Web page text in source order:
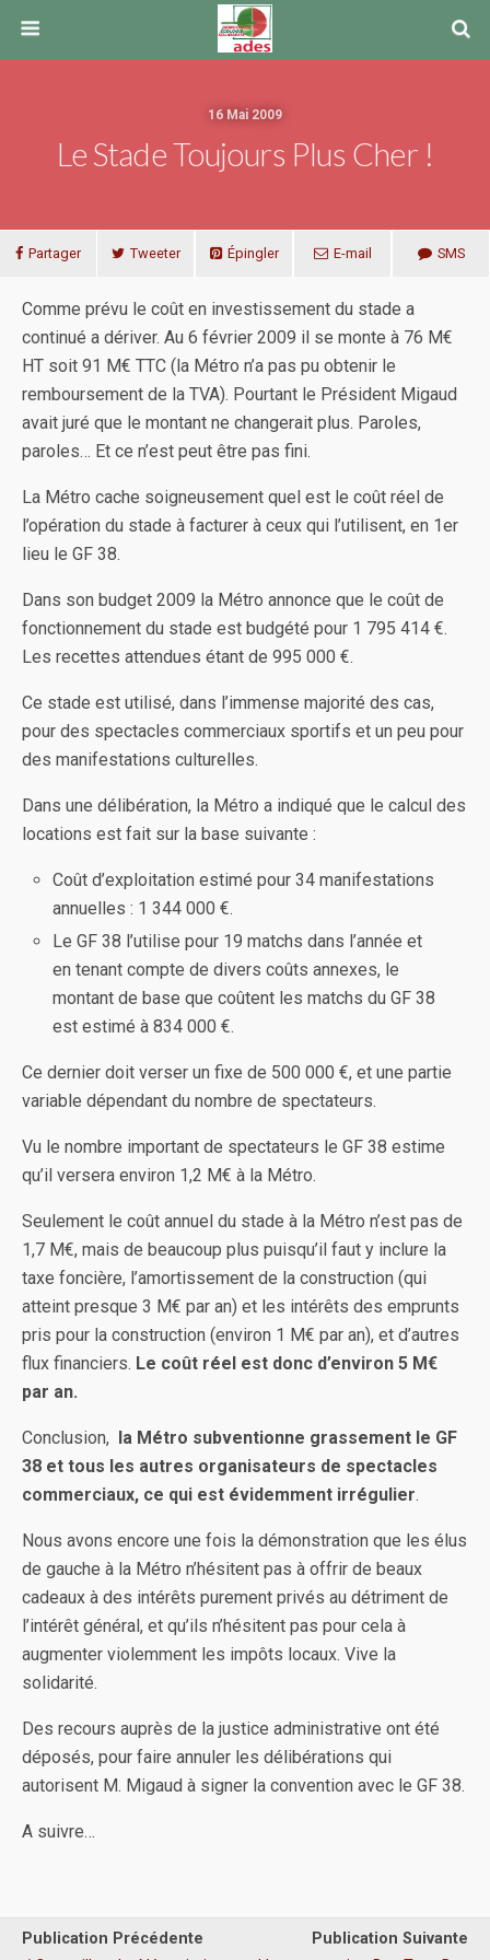
16 Mai 2009
Le Stade Toujours Plus Cher !
Partager Tweeter Épingler E-mail SMS
Comme prévu le coût en investissement du stade a
continué a dériver. Au 6 février 2009 il se monte à 76 M€
HT soit 91 M€ TTC (la Métro n’a pas pu obtenir le
remboursement de la TVA). Pourtant le Président Migaud
avait juré que le montant ne changerait plus. Paroles,
paroles… Et ce n’est peut être pas fini.
La Métro cache soigneusement quel est le coût réel de
l’opération du stade à facturer à ceux qui l’utilisent, en 1er
lieu le GF 38.
Dans son budget 2009 la Métro annonce que le coût de
fonctionnement du stade est budgété pour 1 795 414 €.
Les recettes attendues étant de 995 000 €.
Ce stade est utilisé, dans l’immense majorité des cas,
pour des spectacles commerciaux sportifs et un peu pour
des manifestations culturelles.
Dans une délibération, la Métro a indiqué que le calcul des
locations est fait sur la base suivante :
Coût d’exploitation estimé pour 34 manifestations
annuelles : 1 344 000 €.
Le GF 38 l’utilise pour 19 matchs dans l’année et
en tenant compte de divers coûts annexes, le
montant de base que coûtent les matchs du GF 38
est estimé à 834 000 €.
Ce dernier doit verser un fixe de 500 000 €, et une partie
variable dépendant du nombre de spectateurs.
Vu le nombre important de spectateurs le GF 38 estime
qu’il versera environ 1,2 M€ à la Métro.
Seulement le coût annuel du stade à la Métro n’est pas de
1,7 M€, mais de beaucoup plus puisqu’il faut y inclure la
taxe foncière, l’amortissement de la construction (qui
atteint presque 3 M€ par an) et les intérêts des emprunts
pris pour la construction (environ 1 M€ par an), et d’autres
flux financiers. Le coût réel est donc d’environ 5 M€
par an.
Conclusion,
la Métro subventionne grassement le GF
38 et tous les autres organisateurs de spectacles
commerciaux, ce qui est évidemment irrégulier.
Nous avons encore une fois la démonstration que les élus
de gauche à la Métro n’hésitent pas à offrir de beaux
cadeaux à des intérêts purement privés au détriment de
l’intérêt général, et qu’ils n’hésitent pas pour cela à
augmenter violemment les impôts locaux. Vive la
solidarité.
Des recours auprès de la justice administrative ont été
déposés, pour faire annuler les délibérations qui
autorisent M. Migaud à signer la convention avec le GF 38.
A suivre…
Publication Précédente
Publication Suivante